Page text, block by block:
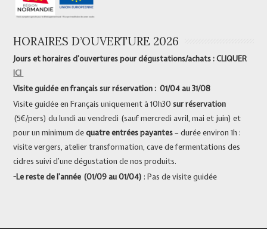
HORAIRES D’OUVERTURE 2026
Jours et horaires d’ouvertures pour dégustations/achats : CLIQUER
ICI
Visite guidée en français sur réservation : 01/04 au 31/08
Visite guidée en Français uniquement à 10h30sur réservation
(5€/pers) du lundi au vendredi (sauf mercredi avril, mai et juin) et
pour un minimum dequatre entrées payantes– durée environ 1h :
visite vergers, atelier transformation, cave de fermentations des
cidres suivi d’une dégustation de nos produits.
-Le reste de l’année (01/09 au 01/04) : Pas de visite guidée